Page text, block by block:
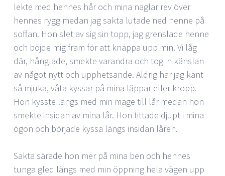
lekte med hennes hår och mina naglar rev över
hennes rygg medan jag sakta lutade ned henne på
soffan. Hon slet av sig sin topp, jag grenslade henne
och böjde mig fram för att knäppa upp min. Vi låg
där, hånglade, smekte varandra och tog in känslan
av något nytt och upphetsande. Aldrig har jag känt
så mjuka, våta kyssar på mina läppar eller kropp.
Hon kysste längs med min mage till lår medan hon
smekte insidan av mina lår. Hon tittade djupt i mina
ögon och började kyssa längs insidan låren.
Sakta särade hon mer på mina ben och hennes
tunga gled längs med min öppning hela vägen upp